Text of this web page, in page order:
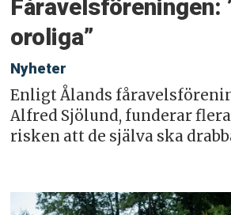
Fåravelsföreningen:
oroliga”
Nyheter
Enligt Ålands
Alfred Sjölund, funderar
risken att de själva ska